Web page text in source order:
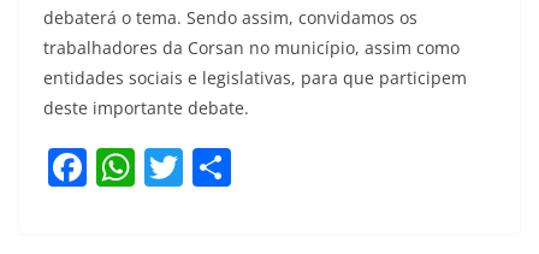
debaterá o tema. Sendo assim, convidamos os
trabalhadores da Corsan no município, assim como
entidades sociais e legislativas, para que participem
deste importante debate.
F W T